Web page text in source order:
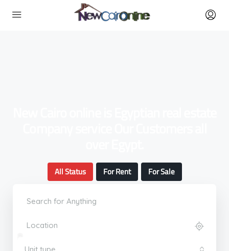
All Status For Rent For Sale
Unit type